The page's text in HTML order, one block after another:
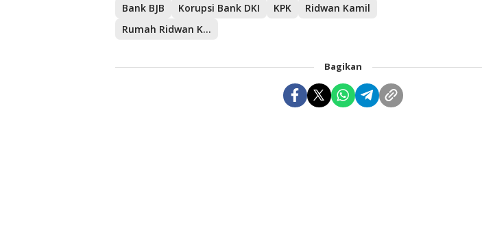
Bank BJB Korupsi Bank DKI KPK
Ridwan Kamil
Rumah Ridwan Kamil
Bagikan